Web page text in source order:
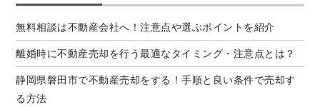
無料相談は不動産会社へ！注意点や選ぶポイントを紹介
離婚時に不動産売却を行う最適なタイミング・注意点とは？
静岡県磐田市で不動産売却をする！手順と良い条件で売却す
る方法